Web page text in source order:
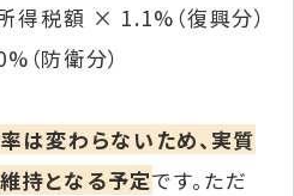
得税額 × 1.1%（復興分）
防衛分）
は変わらないため、実質
持となる予定です。ただ